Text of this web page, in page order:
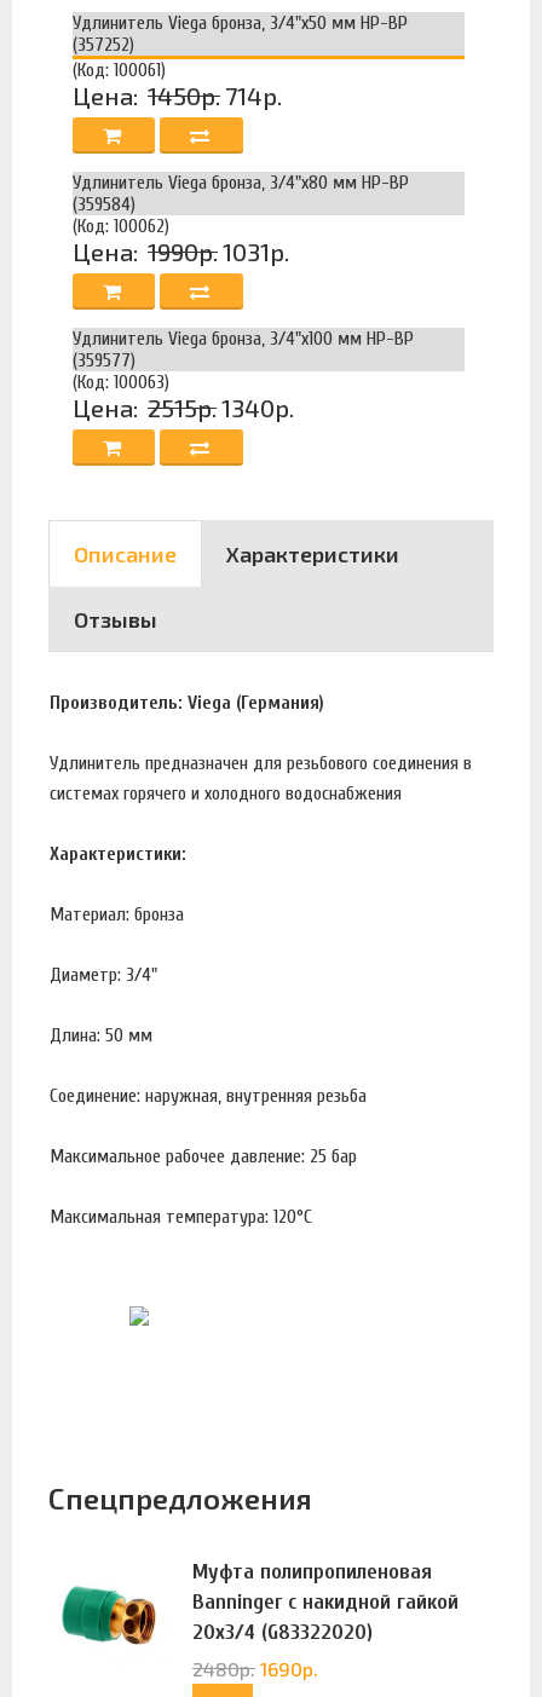
Удлинитель Viega бронза, 3/4"x50 мм НР-ВР
(357252)
(Код: 100061)
Цена: 1450р. 714р.
Удлинитель Viega бронза, 3/4"x80 мм НР-ВР
(359584)
(Код: 100062)
Цена: 1990р.1031р.
Удлинитель Viega бронза, 3/4"x100 мм НР-ВР
(359577)
(Код: 100063)
Цена: 2515р.1340р.
Описание Характеристики
Отзывы
Производитель: Viega (Германия)
Удлинитель предназначен для резьбового соединения в
системах горячего и холодного водоснабжения
Характеристики:
Материал: бронза
Диаметр: 3/4"
Длина: 50 мм
Соединение: наружная, внутренняя резьба
Максимальное рабочее давление: 25 бар
Максимальная температура: 120°С
Спецпредложения
Муфта полипропиленовая
Banninger с накидной гайкой
20х3/4 (G83322020)
2480р. 1690р.